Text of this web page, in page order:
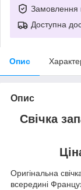
Замовлення
Доступна
Опис
Опис
Свічка
Оригінальна
всередині